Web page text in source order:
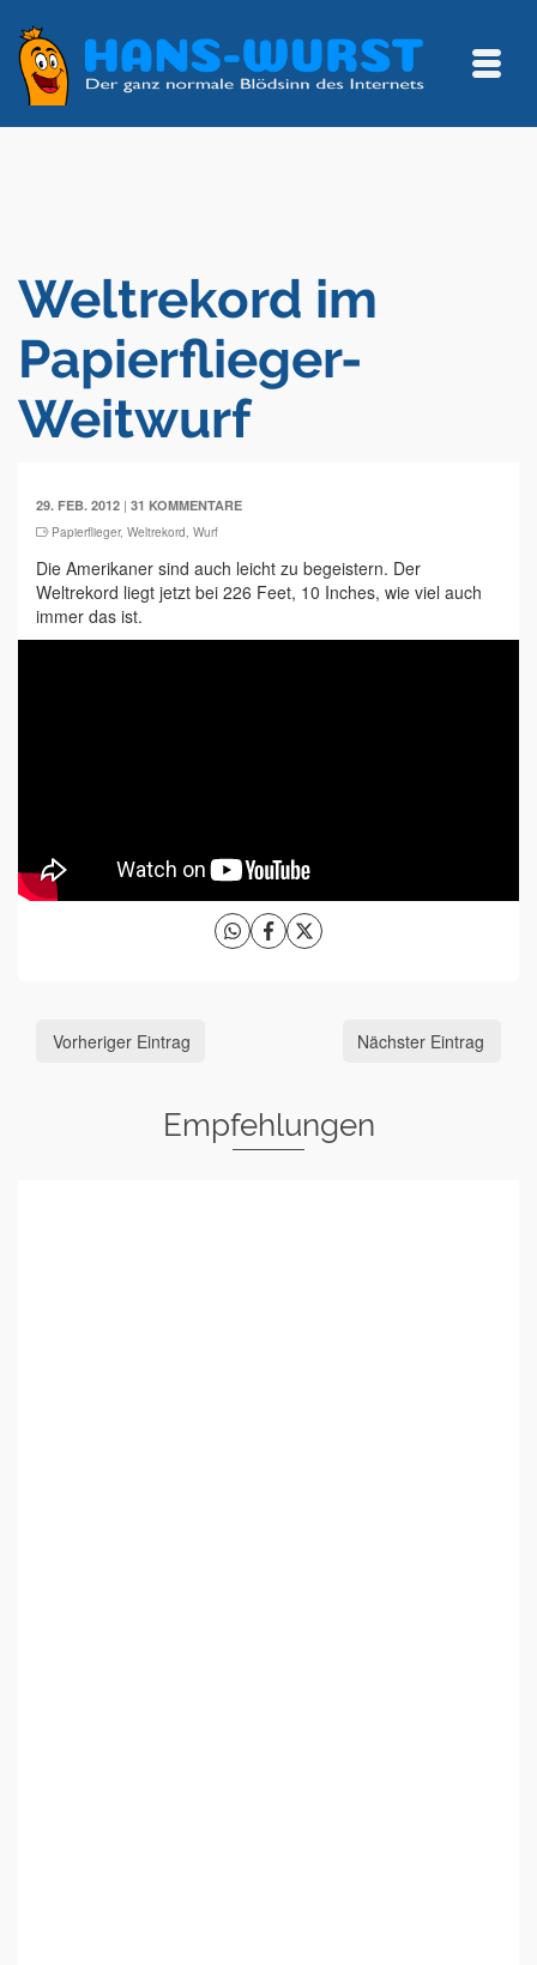
Weltrekord im
Papierflieger-
Weitwurf
29. FEB. 2012 | 31 KOMMENTARE
Papierflieger, Weltrekord, Wurf
Die Amerikaner sind auch leicht zu begeistern. Der
Weltrekord liegt jetzt bei 226 Feet, 10 Inches, wie viel auch
immer das ist.
Vorheriger Eintrag Nächster Eintrag
Empfehlungen